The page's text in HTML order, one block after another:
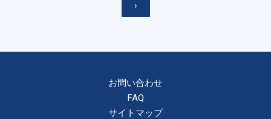
›
お問い合わせ
FAQ
サイトマップ